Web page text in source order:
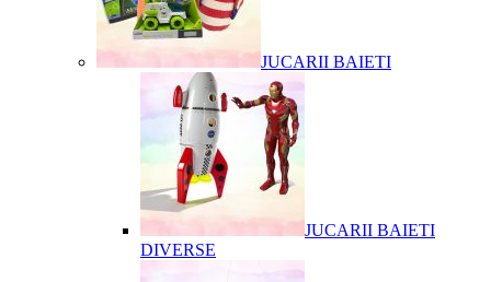
JUCARII BAIETI
JUCARII BAIETI
DIVERSE